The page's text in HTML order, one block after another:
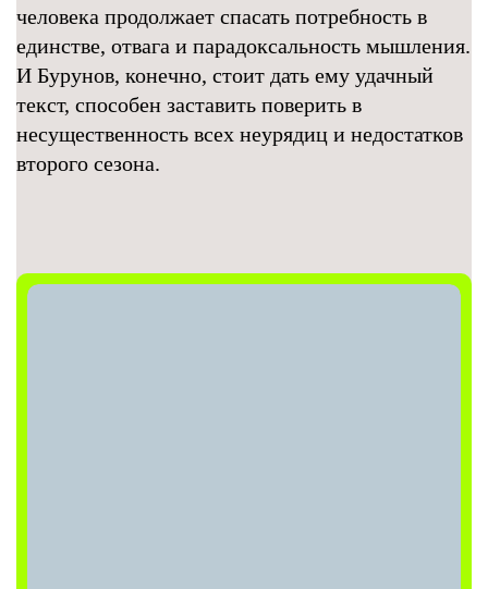
человека продолжает спасать потребность в
единстве, отвага и парадоксальность мышления.
И Бурунов, конечно, стоит дать ему удачный
текст, способен заставить поверить в
несущественность всех неурядиц и недостатков
второго сезона.